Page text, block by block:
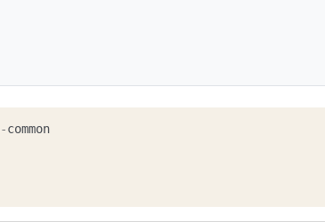
-common